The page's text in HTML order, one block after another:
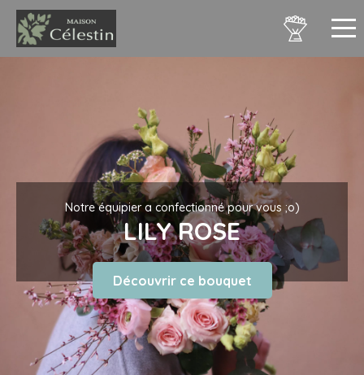
Notre équipier a confectionné pour vous ;o)
LILY ROSE
Découvrir ce bouquet